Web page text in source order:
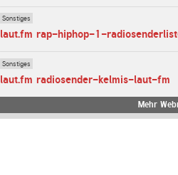
Sonstiges
laut.fm rap-hiphop-1-
Sonstiges
laut.fm radiosender-kelmis-laut-fm
Mehr